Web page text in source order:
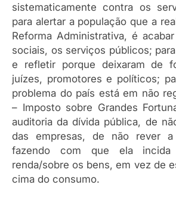
sistematicamente contra os
para alertar a população que a
Reforma Administrativa, é
sociais, os serviços públicos;
e refletir porque deixaram de
juízes, promotores e políticos;
problema do país está em não
– Imposto sobre Grandes
auditoria da dívida pública, de
das empresas, de não rever a
fazendo com que ela
renda/sobre os bens, em vez de
cima do consumo.